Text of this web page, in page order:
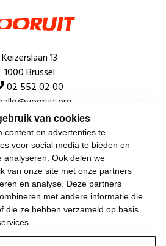
van cookies
content en advertenties te
voor social media te bieden en
analyseren. Ook delen we
van onze site met onze partners
en analyse. Deze partners
met andere informatie die
die ze hebben verzameld op basis
Keizerslaan 13
1000 Brussel
02 552 02 00
Snel
de beweging
Algemeen
nieuws